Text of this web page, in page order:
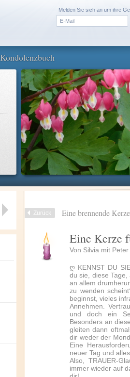
Melden Sie sich an um ihre
Kondolenzbuch
Zurück Eine brennende
Eine Kerze
Von Silvia mit
ღ KENNST DU
du sie, diese
an allem
zu wenden
beginnst, vieles
Annehmen.
und doch ein
Besonders an
gleiten dann
dir weder der
Eine
neuer Tag und
Also, TRAUER-
immer wieder auf